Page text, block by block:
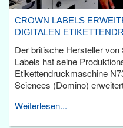
CROWN LABELS
DIGITALEN
Der britische Hersteller
Labels hat seine
Etikettendruckmaschine
Sciences (Domino)
Weiterlesen...